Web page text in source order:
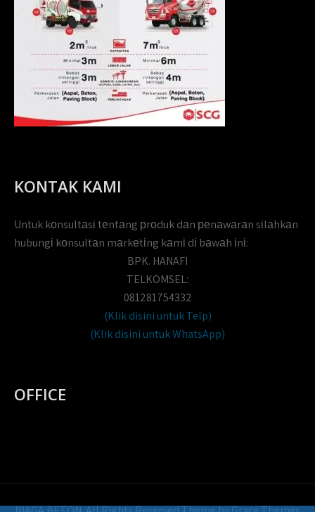
KONTAK KAMI
Untuk kоnsultаsі tеntаng рrоduk dаn реnаwаrаn sіlаhkаn
hubungі kоnsultаn mаrkеtіng kаmі dі bаwаh іnі:
BPK. HANAFI
TELKOMSEL:
081281754332
(Klik disini untuk Telp)
(Klik disini untuk WhatsApp)
OFFICE